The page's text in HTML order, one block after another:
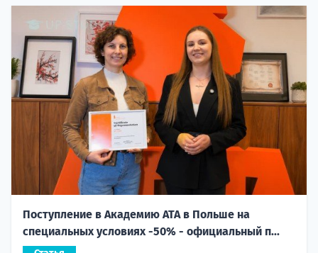
Поступление в Академию ATA в Польше на
специальных условиях -50% - официальный п...